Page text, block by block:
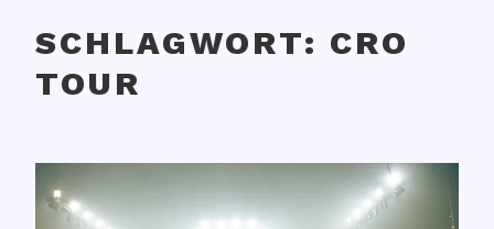
SCHLAGWORT: CRO
TOUR